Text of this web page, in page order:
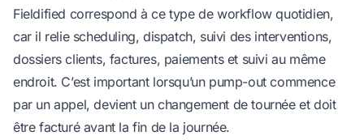
Fieldified correspond à ce type de workflow quotidien,
car il relie scheduling, dispatch, suivi des interventions,
dossiers clients, factures, paiements et suivi au même
endroit. C’est important lorsqu’un pump-out commence
par un appel, devient un changement de tournée et doit
être facturé avant la fin de la journée.